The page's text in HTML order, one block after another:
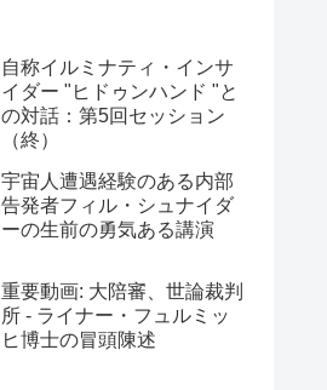
自称イルミナティ・インサ
イダー "ヒドゥンハンド "と
の対話：第5回セッション
（終）
宇宙人遭遇経験のある内部
告発者フィル・シュナイダ
ーの生前の勇気ある講演
重要動画: 大陪審、世論裁判
所 - ライナー・フュルミッ
ヒ博士の冒頭陳述